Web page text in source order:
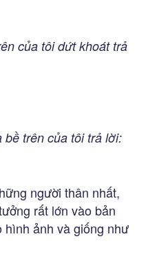
của tôi dứt khoát trả
trên của tôi trả lời:
người thân nhất,
rất lớn vào bản
hình ảnh và giống như